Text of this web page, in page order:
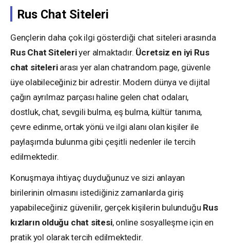
Rus Chat Siteleri
Gençlerin daha çok ilgi gösterdiği chat siteleri arasında
Rus Chat Siteleriyer almaktadır. Ücretsiz en iyi Rus
chat siteleriarası yer alan chatrandom.page, güvenle
üye olabileceğiniz bir adrestir. Modern dünya ve dijital
çağın ayrılmaz parçası haline gelen chat odaları,
dostluk, chat, sevgili bulma, eş bulma, kültür tanıma,
çevre edinme, ortak yönü ve ilgi alanı olan kişiler ile
paylaşımda bulunma gibi çeşitli nedenler ile tercih
edilmektedir.
Konuşmaya ihtiyaç duyduğunuz ve sizi anlayan
birilerinin olmasını istediğiniz zamanlarda giriş
yapabileceğiniz güvenilir, gerçek kişilerin bulunduğu Rus
kızların olduğu chat sitesi, online sosyalleşme için en
pratik yol olarak tercih edilmektedir.